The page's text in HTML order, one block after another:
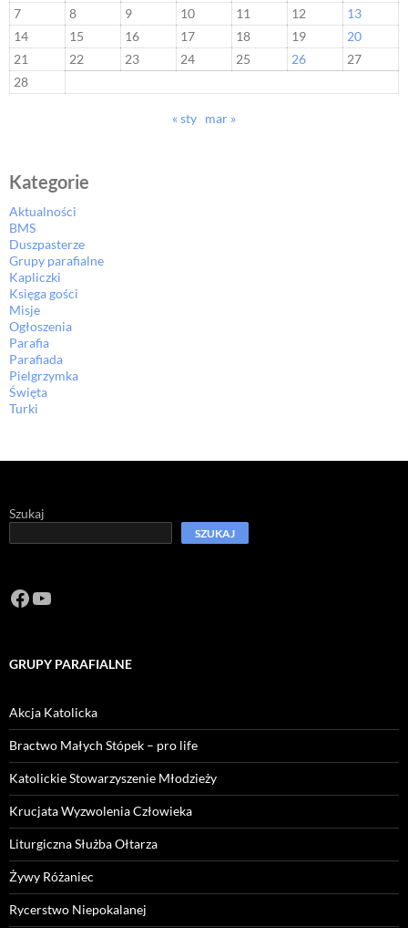
7
8 9 10 11 12
13
14
15 16 17 18 19
20
21
22 23 24 25 26
27
28
« sty mar »
Kategorie
Aktualności
BMS
Duszpasterze
Grupy parafialne
Kapliczki
Księga gości
Misje
Ogłoszenia
Parafia
Parafiada
Pielgrzymka
Święta
Turki
Szukaj
SZUKAJ
Facebook
https://www.youtube.com/channel/
GRUPY PARAFIALNE
Akcja Katolicka
Bractwo Małych Stópek – pro life
Katolickie Stowarzyszenie Młodzieży
Krucjata Wyzwolenia Człowieka
Liturgiczna Służba Ołtarza
Żywy Różaniec
Rycerstwo Niepokalanej